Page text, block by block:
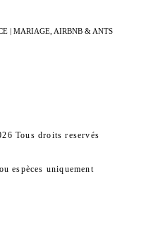
| MARIAGE, AIRBNB & ANTS
Tous droits reservés
espèces uniquement